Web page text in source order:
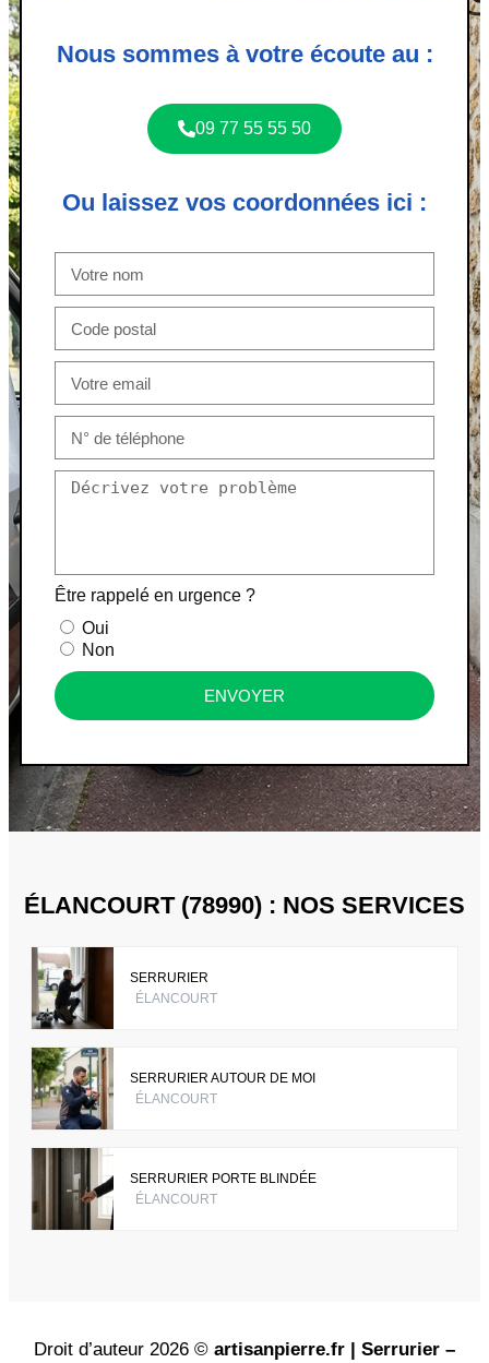
Nous sommes à votre écoute au :
09 77 55 55 50
Ou laissez vos coordonnées ici :
Être rappelé en urgence ?
Oui
Non
ENVOYER
ÉLANCOURT (78990) : NOS SERVICES
SERRURIER
ÉLANCOURT
SERRURIER AUTOUR DE MOI
ÉLANCOURT
SERRURIER PORTE BLINDÉE
ÉLANCOURT
Droit d’auteur 2026 © artisanpierre.fr | Serrurier –